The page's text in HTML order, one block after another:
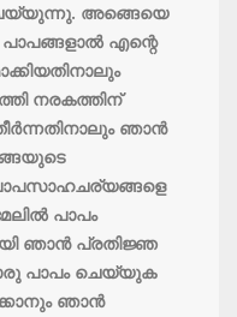
അങ്ങെയെ
എന്റെ
നരകത്തിന്
ഞാന്‍
പാപം
ഞാന്‍ പ്രതിജ്ഞ
പാപം ചെയ്യുക
ഞാന്‍